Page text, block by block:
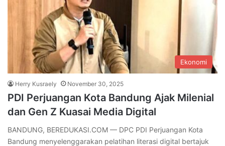
Ekonomi
Herry Kusraely November 30, 2025
PDI Perjuangan Kota Bandung Ajak Milenial
dan Gen Z Kuasai Media Digital
BANDUNG, BEREDUKASI.COM — DPC PDI Perjuangan Kota
Bandung menyelenggarakan pelatihan literasi digital bertajuk